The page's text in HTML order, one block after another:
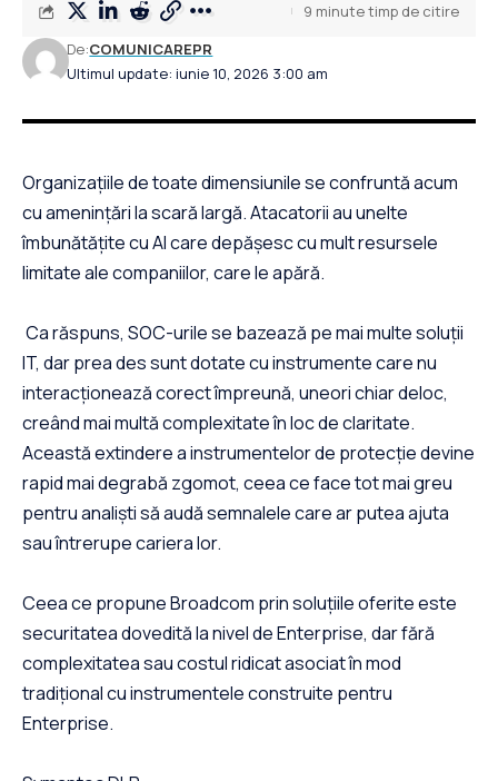
Ultimul update: iunie 10, 2026 3:00 am
De:COMUNICAREPR
9 minute timp de citire
Organizațiile de toate dimensiunile se confruntă acum
cu amenințări la scară largă. Atacatorii au unelte
îmbunătățite cu AI care depășesc cu mult resursele
limitate ale companiilor, care le apără.
Ca răspuns, SOC-urile se bazează pe mai multe soluții
IT, dar prea des sunt dotate cu instrumente care nu
interacționează corect împreună, uneori chiar deloc,
creând mai multă complexitate în loc de claritate.
Această extindere a instrumentelor de protecție devine
rapid mai degrabă zgomot, ceea ce face tot mai greu
pentru analiști să audă semnalele care ar putea ajuta
sau întrerupe cariera lor.
Ceea ce propune Broadcom prin soluțiile oferite este
securitatea dovedită la nivel de Enterprise, dar fără
complexitatea sau costul ridicat asociat în mod
tradițional cu instrumentele construite pentru
Enterprise.